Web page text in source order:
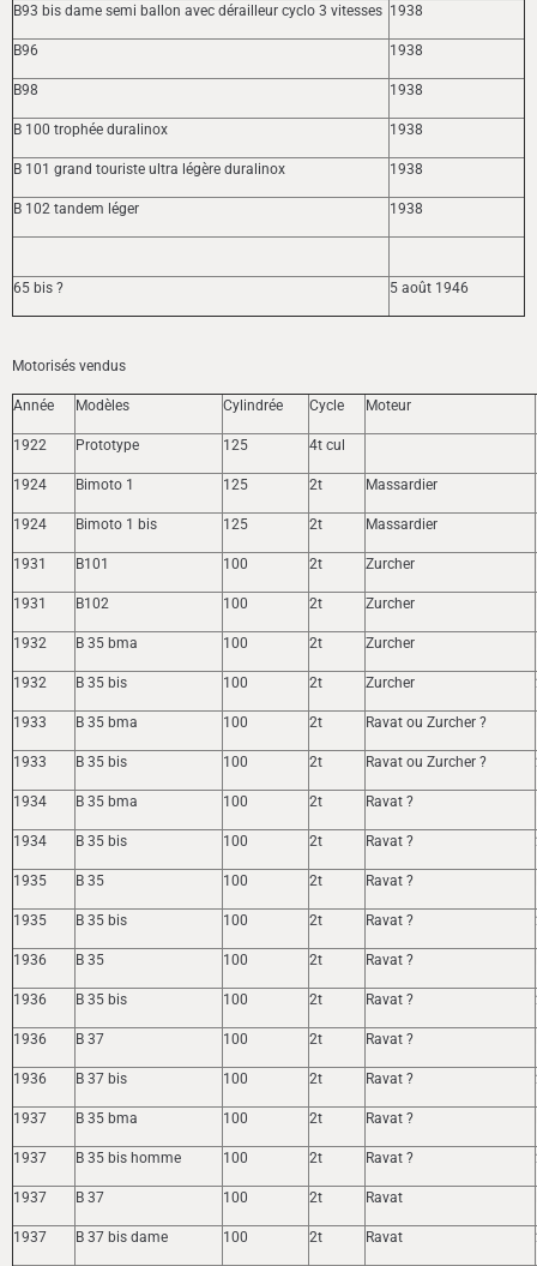
B93 bis dame semi ballon avec dérailleur cyclo 3 vitesses 1938
B96 1938
B98 1938
B 100 trophée duralinox 1938
B 101 grand touriste ultra légère duralinox 1938
B 102 tandem léger 1938
65 bis ? 5 août 1946
Motorisés vendus
Année Modèles Cylindrée Cycle Moteur
1922 Prototype 125 4t cul
1924 Bimoto 1 125 2t Massardier
1924 Bimoto 1 bis 125 2t Massardier
1931 B101 100 2t Zurcher
1931 B102 100 2t Zurcher
1932 B 35 bma 100 2t Zurcher
1932 B 35 bis 100 2t Zurcher
1933 B 35 bma 100 2t Ravat ou Zurcher ?
1933 B 35 bis 100 2t Ravat ou Zurcher ?
1934 B 35 bma 100 2t Ravat ?
1934 B 35 bis 100 2t Ravat ?
1935 B 35 100 2t Ravat ?
1935 B 35 bis 100 2t Ravat ?
1936 B 35 100 2t Ravat ?
1936 B 35 bis 100 2t Ravat ?
1936 B 37 100 2t Ravat ?
1936 B 37 bis 100 2t Ravat ?
1937 B 35 bma 100 2t Ravat ?
1937 B 35 bis homme 100 2t Ravat ?
1937 B 37 100 2t Ravat
1937 B 37 bis dame 100 2t Ravat